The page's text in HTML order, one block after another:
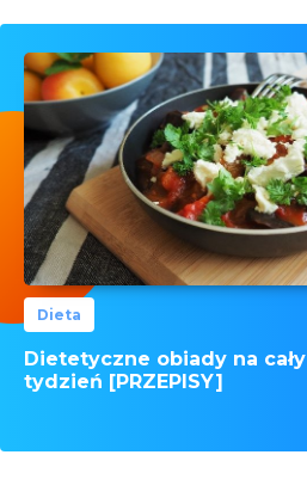
Dieta
Dietetyczne obiady na cały
tydzień [PRZEPISY]